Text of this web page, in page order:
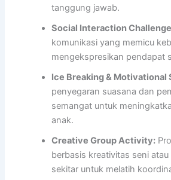
tanggung jawab.
Social Interaction
komunikasi yang memicu
mengekspresikan pendapat
Ice Breaking & Motivational
penyegaran suasana dan
semangat untuk
anak.
Creative Group Activity:
berbasis kreativitas seni
sekitar untuk melatih